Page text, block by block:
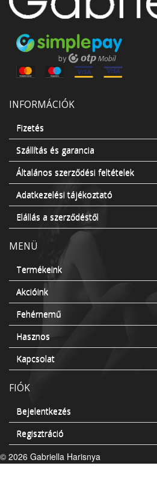
INFORMÁCIÓK
Fizetés
Szállítás és garancia
Általános szerződési feltételek
Adatkezelési tájékoztató
Elállás a szerződéstől
MENÜ
Termékeink
Akcióink
Fehérnemű
Hasznos
Kapcsolat
FIÓK
Bejelentkezés
Regisztráció
© 2026 Gabriella Harisnya